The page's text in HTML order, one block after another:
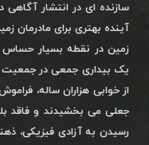
سازنده ای در انتشار آگاهی
آینده بهتری برای مادرمان
زمین در نقطه بسیار حساس
یک بیداری جمعی در جمعیت
از خوابی هزاران ساله،
جعلی می بخشیدند و فاقد
رسیدن به آزادی فیزیکی،